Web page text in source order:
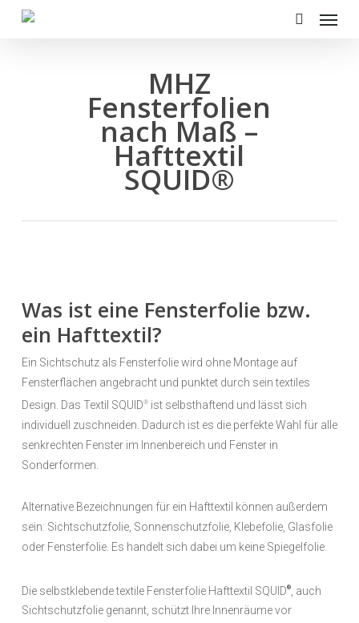
MHZ
Fensterfolien
nach Maß –
Hafttextil
SQUID®
Was ist eine Fensterfolie bzw.
ein Hafttextil?
Ein Sichtschutz als Fensterfolie wird ohne Montage auf
Fensterflächen angebracht und punktet durch sein textiles
Design. Das Textil SQUID®ist selbsthaftend und lässt sich
individuell zuschneiden. Dadurch ist es die perfekte Wahl für alle
senkrechten Fenster im Innenbereich und Fenster in
Sonderformen.
Alternative Bezeichnungen für ein Hafttextil können außerdem
sein: Sichtschutzfolie, Sonnenschutzfolie, Klebefolie, Glasfolie
oder Fensterfolie. Es handelt sich dabei um keine Spiegelfolie.
Die selbstklebende textile Fensterfolie Hafttextil SQUID®, auch
Sichtschutzfolie genannt, schützt Ihre Innenräume vor